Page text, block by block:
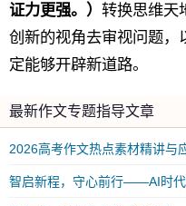
证力更强。） 转换思维天
创新的视角去审视问题，
定能够开辟新道路。
最新作文专题指导文章
智启新程，守心前行——AI时